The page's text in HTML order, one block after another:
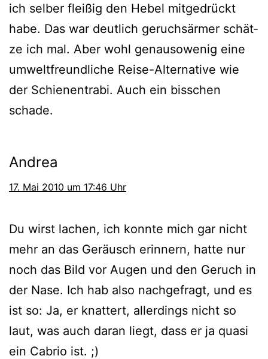
ich sel­ber flei­ßig den Hebel mit­ge­drückt
habe. Das war deut­lich geruchs­är­mer schät­
ze ich mal. Aber wohl genau­so­we­nig eine
umwelt­freund­li­che Reise-Alternative wie
der Schienentrabi. Auch ein biss­chen
schade.
Andrea
17. Mai 2010 um 17:46 Uhr
Du wirst lachen, ich konn­te mich gar nicht
mehr an das Geräusch erin­nern, hat­te nur
noch das Bild vor Augen und den Geruch in
der Nase. Ich hab also nach­ge­fragt, und es
ist so: Ja, er knat­tert, aller­dings nicht so
laut, was auch dar­an liegt, dass er ja qua­si
ein Cabrio ist. ;)